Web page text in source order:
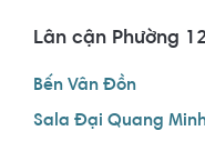
Lân cận Phường
Bến Vân Đồn
Sala Đại Quang